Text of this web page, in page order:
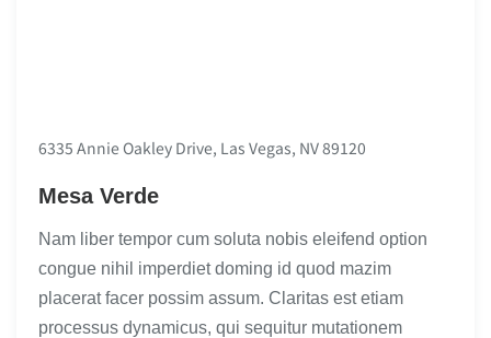
6335 Annie Oakley Drive, Las Vegas, NV 89120
Mesa Verde
Nam liber tempor cum soluta nobis eleifend option
congue nihil imperdiet doming id quod mazim
placerat facer possim assum. Claritas est etiam
processus dynamicus, qui sequitur mutationem